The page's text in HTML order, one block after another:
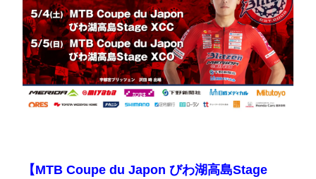
【MTB Coupe du Japon びわ湖高島Stage